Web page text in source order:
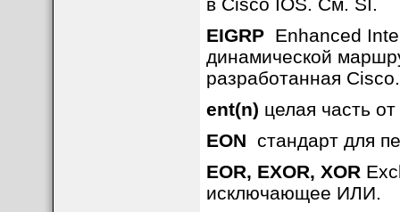
EIGRPEnhanced
динамической
разработанная Cisco.
ent(n) целая часть
EON стандарт для
EOR, EXOR, XOR
исключающее ИЛИ.